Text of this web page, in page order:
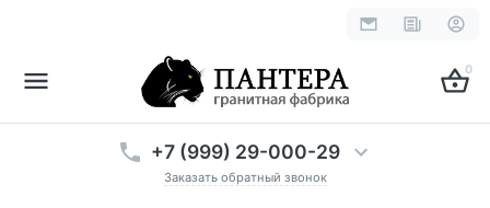
0
+7 (999) 29-000-29
Заказать обратный звонок